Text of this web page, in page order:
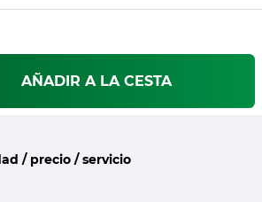
AÑADIR A LA CESTA
/ precio / servicio